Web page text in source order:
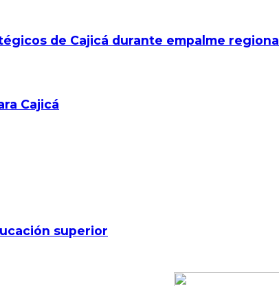
de Cajicá durante empalme regional
Cajicá
superior